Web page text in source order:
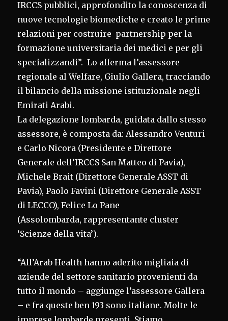
IRCCS pubblici, approfondito la conoscenza di
nuove tecnologie biomediche e creato le prime
relazioni per costruire partnership per la
formazione universitaria dei medici e per gli
specializzandi”. Lo afferma l’assessore
regionale al Welfare, Giulio Gallera, tracciando
il bilancio della missione istituzionale negli
Emirati Arabi.
La delegazione lombarda, guidata dallo stesso
assessore, è composta da: Alessandro Venturi
e Carlo Nicora (Presidente e Direttore
Generale dell’IRCCS San Matteo di Pavia),
Michele Brait (Direttore Generale ASST di
Pavia), Paolo Favini (Direttore Generale ASST
di LECCO), Felice Lo Pane
(Assolombarda, rappresentante cluster
‘Scienze della vita’).
“All’Arab Health hanno aderito migliaia di
aziende del settore sanitario provenienti da
tutto il mondo – aggiunge l’assessore Gallera
– e fra queste ben 193 sono italiane. Molte le